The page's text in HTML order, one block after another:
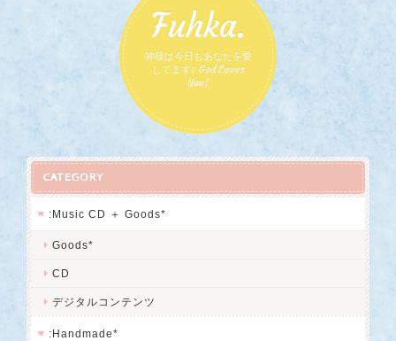
Fuhka.
神様は今日もあなたを愛
してます♪ God Loves
You!
CATEGORY
:Music CD ＋ Goods*
Goods*
CD
デジタルコンテンツ
:Handmade*